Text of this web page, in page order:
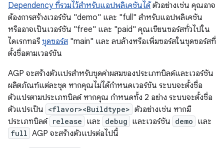
Dependency ที่รวมไว้สำหรับแอปพลิเคชันได้ตัวอย่างเช่น คุณอาจ
ต้องการสร้างเวอร์ชัน "demo" และ "full" สำหรับแอปพลิเคชัน
หรืออาจเป็นเวอร์ชัน "free" และ "paid" คุณเขียนซอร์สทั่วไปใน
ไดเรกทอรี ชุดซอร์ส "main" และ ลบล้างหรือเพิ่มซอร์สในชุดซอร์สที่
ตั้งชื่อตามเวอร์ชัน
AGP จะสร้างตัวแปรสำหรับชุดค่าผสมของประเภทบิลด์และเวอร์ชัน
ผลิตภัณฑ์แต่ละชุด หากคุณไม่ได้กำหนดเวอร์ชัน ระบบจะตั้งชื่อ
ตัวแปรตามประเภทบิลด์ หากคุณ กำหนดทั้ง 2 อย่าง ระบบจะตั้งชื่อ
ตัวแปรเป็น <flavor><Buildtype> ตัวอย่างเช่น หากมี
ประเภทบิลด์ release และ debug และเวอร์ชัน demo และ
full AGP จะสร้างตัวแปรต่อไปนี้